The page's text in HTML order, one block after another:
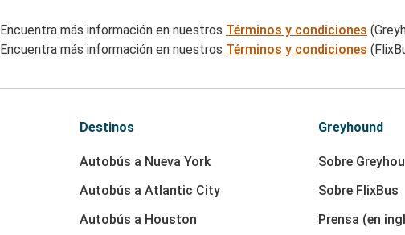
Encuentra más información en nuestros Términos y condiciones
Encuentra más información en nuestros Términos y condiciones
Destinos
Autobús a Nueva York
Autobús a Atlantic City
Autobús a Houston
Greyhound
Sobre
Sobre FlixBus
Prensa (en